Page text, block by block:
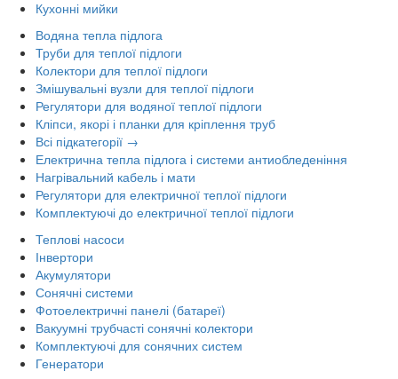
Кухонні мийки
Водяна тепла підлога
Труби для теплої підлоги
Колектори для теплої підлоги
Змішувальні вузли для теплої підлоги
Регулятори для водяної теплої підлоги
Кліпси, якорі і планки для кріплення труб
Всі підкатегорії →
Електрична тепла підлога і системи антиобледеніння
Нагрівальний кабель і мати
Регулятори для електричної теплої підлоги
Комплектуючі до електричної теплої підлоги
Теплові насоси
Інвертори
Акумулятори
Сонячні системи
Фотоелектричні панелі (батареї)
Вакуумні трубчасті сонячні колектори
Комплектуючі для сонячних систем
Генератори